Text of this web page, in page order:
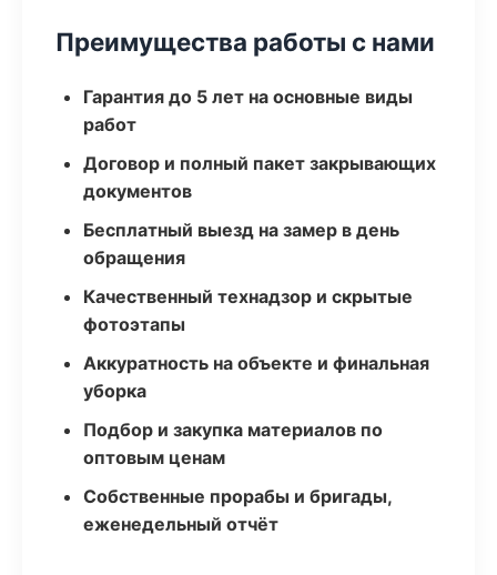
Преимущества работы с нами
Гарантия до 5 лет на основные виды
работ
Договор и полный пакет закрывающих
документов
Бесплатный выезд на замер в день
обращения
Качественный технадзор и скрытые
фотоэтапы
Аккуратность на объекте и финальная
уборка
Подбор и закупка материалов по
оптовым ценам
Собственные прорабы и бригады,
еженедельный отчёт